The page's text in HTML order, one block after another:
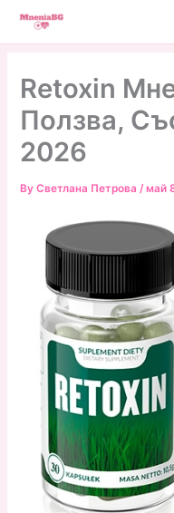
Skip
Retoxin
Ползва,
2026
ByСветлана Петрова/май